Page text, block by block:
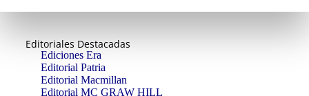
Editoriales Destacadas
Ediciones Era
Editorial Patria
Editorial Macmillan
Editorial MC GRAW HILL